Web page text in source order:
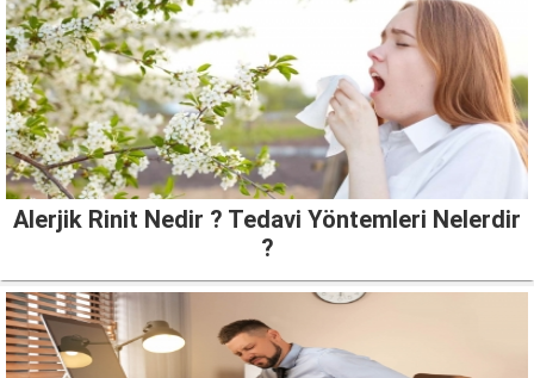
Alerjik Rinit Nedir ? Tedavi Yöntemleri Nelerdir
?